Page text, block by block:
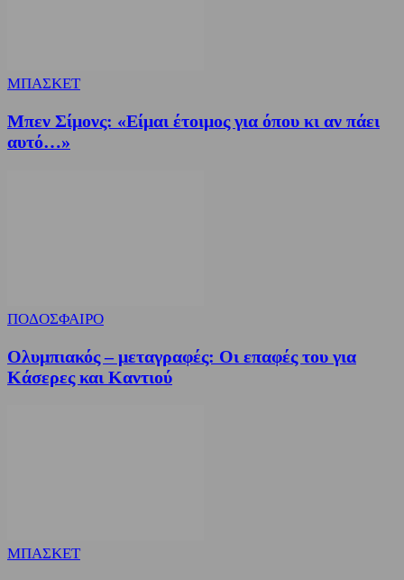
ΜΠΑΣΚΕΤ
Μπεν Σίμονς: «Είμαι έτοιμος για όπου κι αν πάει
αυτό…»
ΠΟΔΟΣΦΑΙΡΟ
Ολυμπιακός – μεταγραφές: Οι επαφές του για
Κάσερες και Καντιού
ΜΠΑΣΚΕΤ